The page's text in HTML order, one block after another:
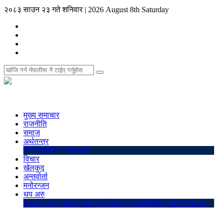
२०८३ साउन २३ गते शनिवार | 2026 August 8th Saturday
मुख्य समाचार
राजनीति
समाज
अर्थतन्त्र
शेयर बजारबैंक–वित्तअटो
विचार
खेलकुद
अन्तर्वार्ता
मनोरन्जन
थप अरु
शिक्षास्वास्थ्यप्रवाससुचना प्रविधिपत्रपत्रिकाबिचित्र संसारब्लो अप